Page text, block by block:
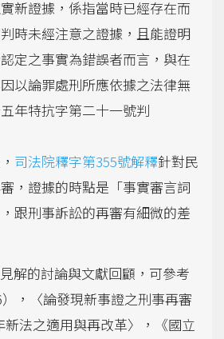
新證據，係指當時已經存在而
時未經注意之證據，且能證明
定之事實為錯誤者而言，與在
以論罪處刑所應依據之法律無
年特抗字第二十一號判
司法院釋字第355號解釋針對民
，證據的時點是「事實審言詞
跟刑事訴訟的再審有細微的差
解的討論與文獻回顧，可參考
，〈論發現新事證之刑事再審
新法之適用與再改革〉，《國立